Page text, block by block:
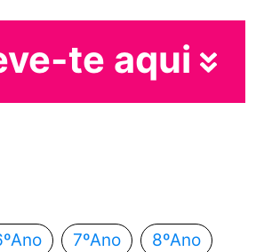
te aqui
7ºAno 8ºAno